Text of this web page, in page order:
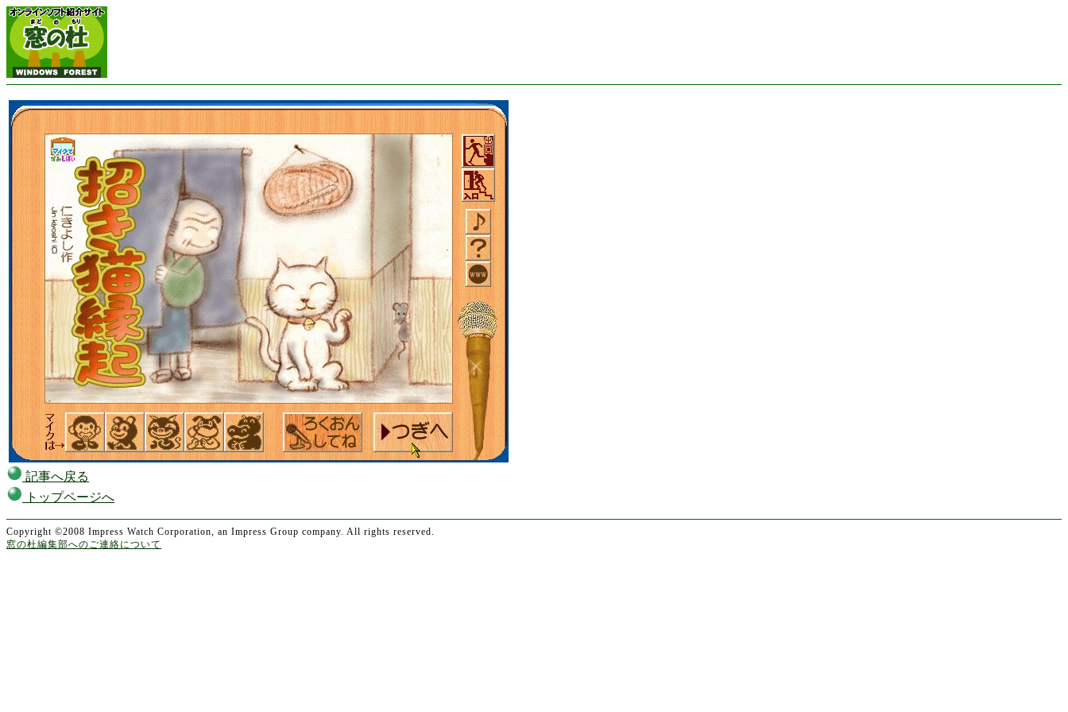
記事へ戻る
トップページへ
Copyright ©2008 Impress Watch Corporation, an Impress Group company. All rights reserved.
窓の杜編集部へのご連絡について